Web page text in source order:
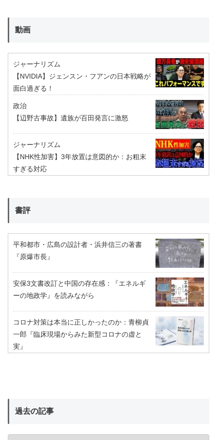
動画
ジャーナリズム
【NVIDIA】ジェンスン・フアンの日本戦略が
面白過ぎる！
政治
【辺野古事故】遺族が百田発言に激怒
ジャーナリズム
【NHK性加害】3年放置は意図的か：お粗末
すぎる対応
書評
平和都市・広島の設計者・浜井信三の著書
『原爆市長』
安保3文書改訂と中国の存在感：『エネルギ
ーの地政学』を読みながら
コロナ対策は本当に正しかったのか：青柳貞
一郎『臨床現場からみた新型コロナの虚と
実』
過去の記事